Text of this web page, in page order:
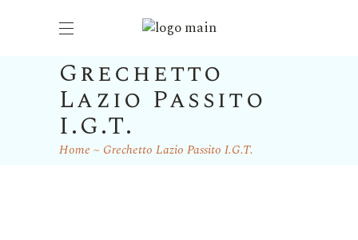
Grechetto
Lazio Passito
I.G.T.
Home Grechetto Lazio Passito I.G.T.